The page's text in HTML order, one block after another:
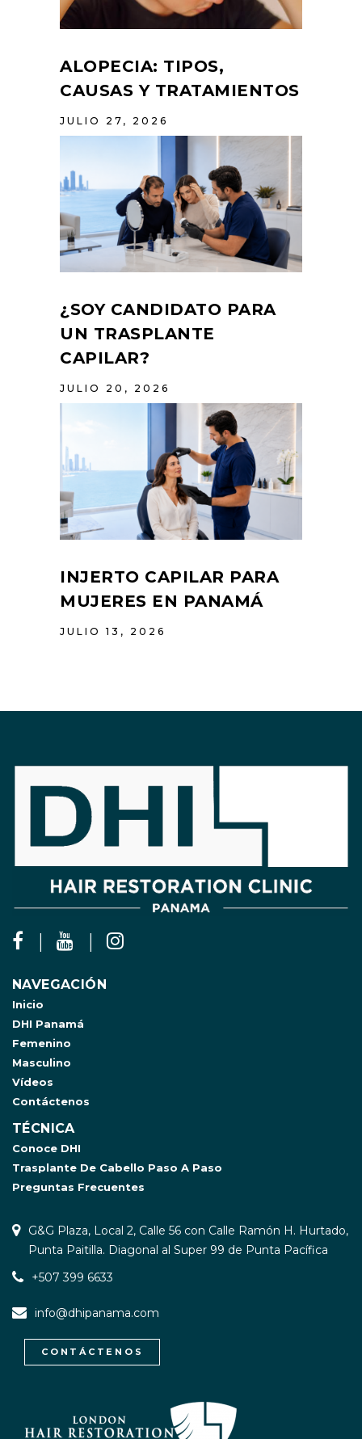
ALOPECIA: TIPOS,
CAUSAS Y TRATAMIENTOS
JULIO 27, 2026
¿SOY CANDIDATO PARA
UN TRASPLANTE
CAPILAR?
JULIO 20, 2026
INJERTO CAPILAR PARA
MUJERES EN PANAMÁ
JULIO 13, 2026
NAVEGACIÓN
Inicio
DHI Panamá
Femenino
Masculino
Vídeos
Contáctenos
TÉCNICA
Conoce DHI
Trasplante De Cabello Paso A Paso
Preguntas Frecuentes
G&G Plaza, Local 2, Calle 56 con Calle Ramón H. Hurtado,
Punta Paitilla. Diagonal al Super 99 de Punta Pacífica
+507 399 6633
info@dhipanama.com
CONTÁCTENOS